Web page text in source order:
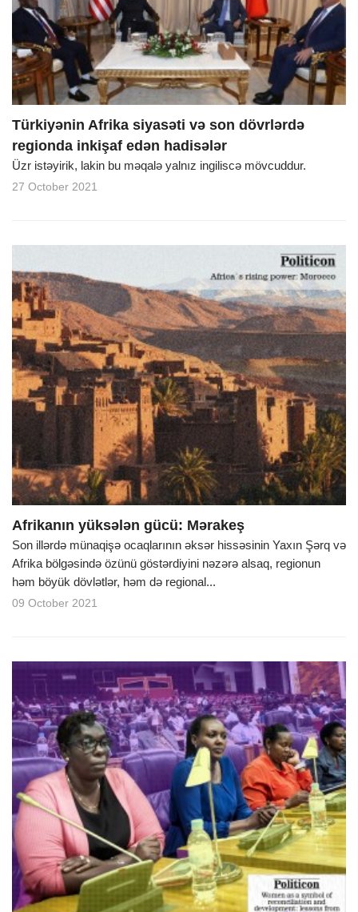
n
Türkiyənin Afrika siyasəti və son dövrlərdə
regionda inkişaf edən hadisələr
Üzr istəyirik, lakin bu məqalə yalnız ingiliscə mövcuddur.
27 October 2021
Afrikanın yüksələn gücü: Mərakeş
Son illərdə münaqişə ocaqlarının əksər hissəsinin Yaxın Şərq və
Afrika bölgəsində özünü göstərdiyini nəzərə alsaq, regionun
həm böyük dövlətlər, həm də regional...
09 October 2021